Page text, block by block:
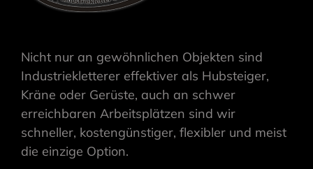
Nicht nur an gewöhnlichen Objekten sind
Industriekletterer effektiver als Hubsteiger,
Kräne oder Gerüste, auch an schwer
erreichbaren Arbeitsplätzen sind wir
schneller, kostengünstiger, flexibler und meist
die einzige Option.